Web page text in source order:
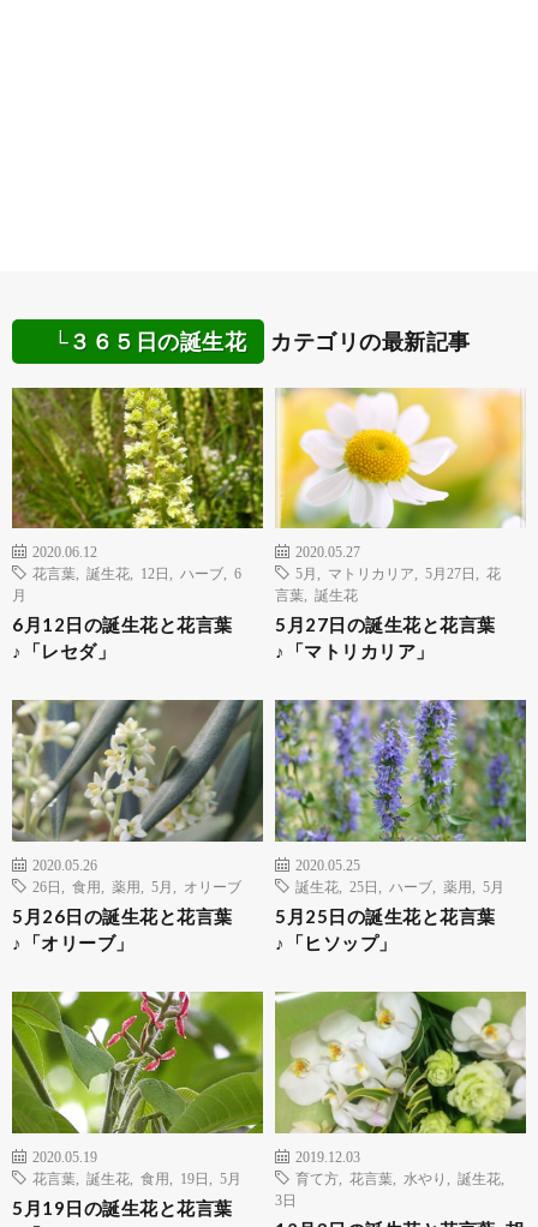
└３６５日の誕生花 カテゴリの最新記事
2020.06.12
花言葉
誕生花 12日 ハーブ
6
月
6月12日の誕生花と花言葉
♪「レセダ」
2020.05.27
5月
マトリカリア 5月27日
花
言葉
誕生花
5月27日の誕生花と花言葉
♪「マトリカリア」
2020.05.26
26日
食用 薬用 5月 オリーブ
5月26日の誕生花と花言葉
♪「オリーブ」
2020.05.25
誕生花
25日 ハーブ 薬用 5月
5月25日の誕生花と花言葉
♪「ヒソップ」
2020.05.19
花言葉
誕生花 食用 19日 5月
5月19日の誕生花と花言葉
2019.12.03
育て方
花言葉 水やり 誕生花
3日